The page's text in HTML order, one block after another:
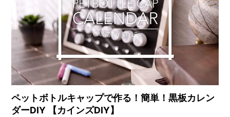
ペットボトルキャップで作る！簡単！黒板カレン
ダーDIY 【カインズDIY】